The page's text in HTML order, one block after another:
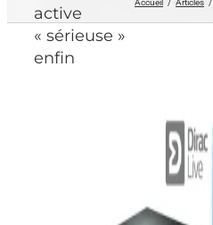
active
« sérieuse »
enfin
Accueil Articles